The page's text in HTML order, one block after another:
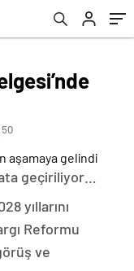
geçiriliyor…
yıllarını
Reformu
ve